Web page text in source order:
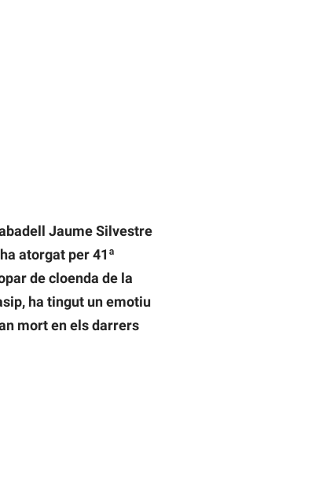
Jaume Silvestre
atorgat per 41ª
de cloenda de la
ha tingut un emotiu
mort en els darrers